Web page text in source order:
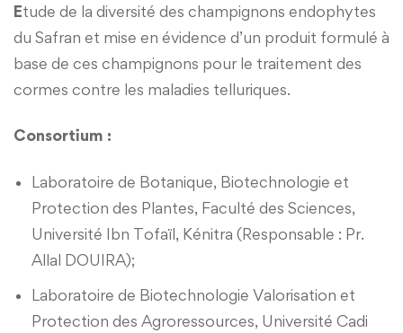
Etude de la diversité des champignons endophytes
du Safran et mise en évidence d’un produit formulé à
base de ces champignons pour le traitement des
cormes contre les maladies telluriques.
Consortium :
Laboratoire de Botanique, Biotechnologie et
Protection des Plantes, Faculté des Sciences,
Université Ibn Tofaïl, Kénitra (Responsable : Pr.
Allal DOUIRA);
Laboratoire de Biotechnologie Valorisation et
Protection des Agroressources, Université Cadi